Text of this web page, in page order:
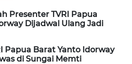
Presenter TVRI Papua
Dijadwal Ulang Jadi
Papua Barat Yanto Idorway
di Sungai Memti